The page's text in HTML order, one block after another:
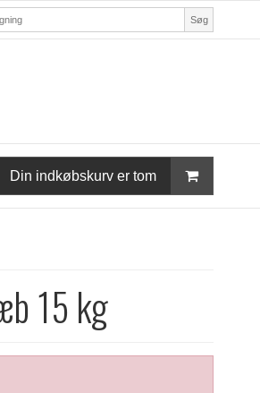
Søg
Din indkøbskurv er tom
15 kg